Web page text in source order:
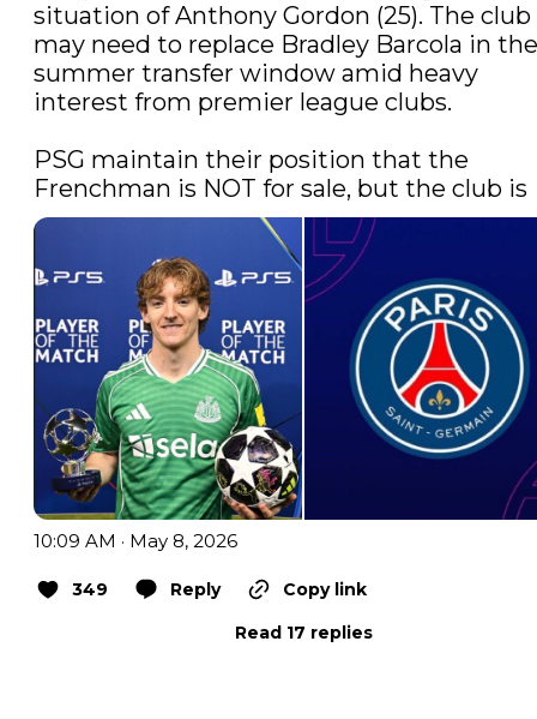
situation of Anthony Gordon (25). The club
may need to replace Bradley Barcola in the
summer transfer window amid heavy
interest from premier league clubs.
PSG maintain their position that the
Frenchman is NOT for sale, but the club is
10:09 AM · May 8, 2026
349 Reply
Copy link
Read 17 replies